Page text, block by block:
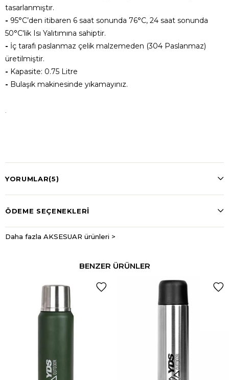
tasarlanmıştır.
- 95°C’den itibaren 6 saat sonunda 76°C, 24 saat sonunda
50°C'lik Isı Yalıtımına sahiptir.
- İç tarafı paslanmaz çelik malzemeden (304 Paslanmaz)
üretilmiştir.
- Kapasite: 0.75 Litre
- Bulaşık makinesinde yıkamayınız.
YORUMLAR(5)
ÖDEME SEÇENEKLERI
Daha fazla AKSESUAR ürünleri >
BENZER ÜRÜNLER